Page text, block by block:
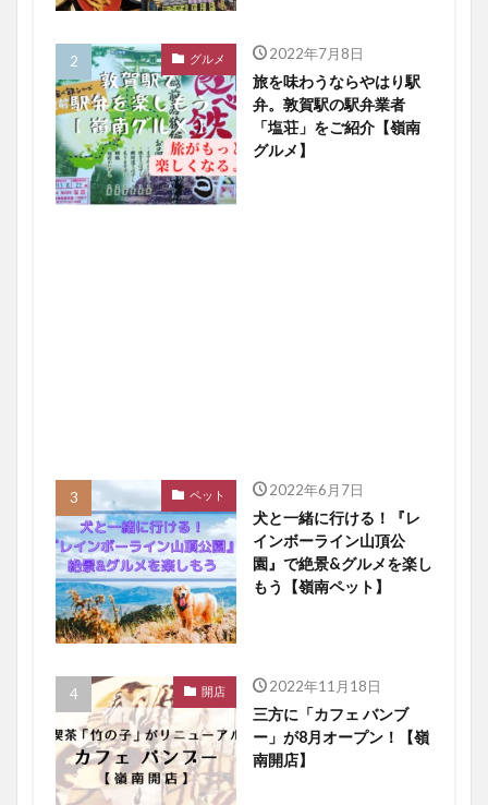
グルメ 2022年7月8日
旅を味わうならやはり駅
弁。敦賀駅の駅弁業者
「塩荘」をご紹介【嶺南
グルメ】
ペット 2022年6月7日
犬と一緒に行ける！『レ
インボーライン山頂公
園』で絶景&グルメを楽し
もう【嶺南ペット】
開店 2022年11月18日
三方に「カフェ バンブ
ー」が8月オープン！【嶺
南開店】